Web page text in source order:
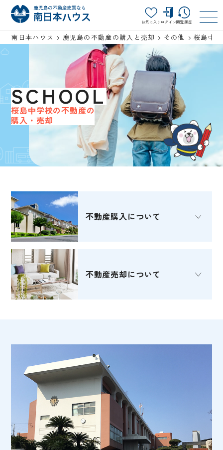
お気に入り ログイン閲覧履歴
南日本ハウス 鹿児島の不動産の購入と売却 その他 桜島中
SCHOOL
桜島中学校の不動産の
購入・売却
不動産購入について
不動産売却について